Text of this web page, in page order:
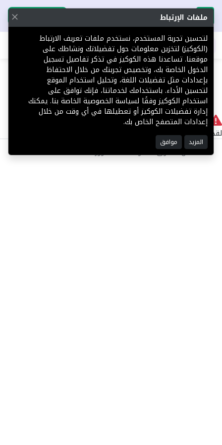
تحميل التطبيق تحميل التطبيق
اطلب عقارك
404 لا يوجد
لقد حدث خطأ داخلي أثناء معالجة طلبك.
©2025 كل الحقوق محفوظة منصة توور
ملفات الإرتباط
لتحسين تجربة المستخدم، نستخدم ملفات تعريف الارتباط
(الكوكيز) لتخزين معلومات حول تفضيلاتك ونشاطك على
موقعنا. تساعدنا هذه الكوكيز في تذكر تفاصيل تسجيل
الدخول الخاصة بك، وتخصيص تجربتك من خلال الاحتفاظ
بإعدادات مثل تفضيلات اللغة، وتحليل استخدام الموقع
لتحسين الأداء. باستخدامك لخدماتنا، فإنك توافق على
استخدام الكوكيز وفقًا لسياسة الخصوصية الخاصة بنا. يمكنك
إدارة تفضيلات الكوكيز أو تعطيلها في أي وقت من خلال
إعدادات المتصفح الخاص بك.
المزيد موافق